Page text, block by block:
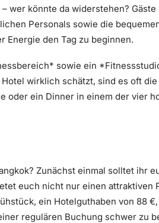
wer könnte da widerstehen?
Personals sowie die
Energie den Tag zu beginnen.
sowie ein
wirklich schätzt, sind es oft
oder ein Dinner in einem der vier
Zunächst einmal solltet ihr
euch nicht nur einen attraktiven
ein Hotelguthaben von 88
regulären Buchung schwer zu